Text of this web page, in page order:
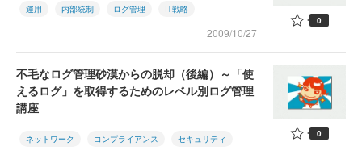
運用 内部統制 ログ管理 IT戦略
2009/10/27
0
不毛なログ管理砂漠からの脱却（後編）～「使
えるログ」を取得するためのレベル別ログ管理
講座
ネットワーク コンプライアンス セキュリティ 0